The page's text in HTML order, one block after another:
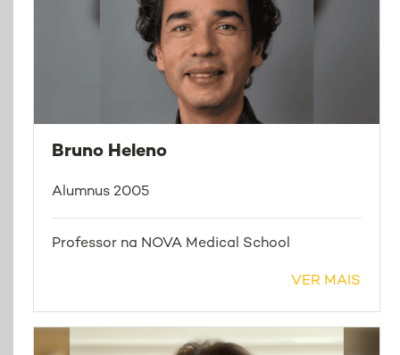
Bruno Heleno
Alumnus 2005
Professor na NOVA Medical School
VER MAIS